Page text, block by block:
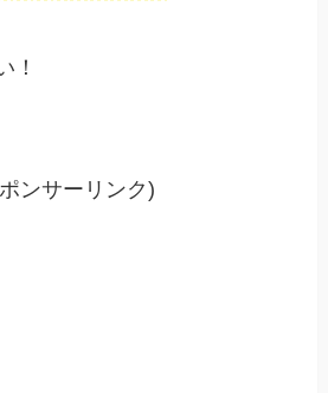
！
ンサーリンク)